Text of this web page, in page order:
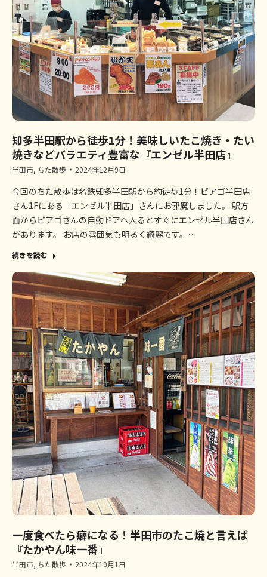
知多半田駅から徒歩1分！美味しいたこ焼き・たい
焼きなどバラエティ豊富な『エンゼル半田店』
半田市, ちた散歩 2024年12月9日
今回のちた散歩は名鉄知多半田駅から約徒歩1分！ピアゴ半田店
さん1Fにある「エンゼル半田店」さんにお邪魔しました。 駅方
面からピアゴさんの自動ドアへ入るとすぐにエンゼル半田店さん
があります。 お店の雰囲気も明るく綺麗です。…
続きを読む
一度食べたら癖になる！半田市のたこ焼と言えば
『たかやん味一番』
半田市, ちた散歩 2024年10月1日